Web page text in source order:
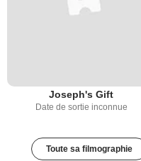
Joseph's Gift
Date de sortie inconnue
Toute sa filmographie